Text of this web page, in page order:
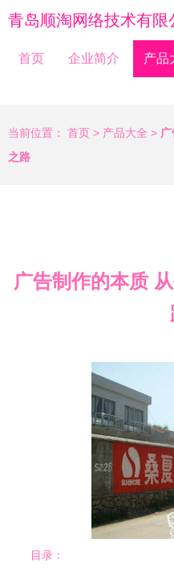
青岛顺淘网络技术有限
首页 企业简介 产品
当前位置： 首页 > 产品大全 >
之路
广告制作的本质
目录：